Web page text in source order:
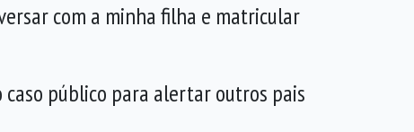
com a minha filha e matricular
público para alertar outros pais